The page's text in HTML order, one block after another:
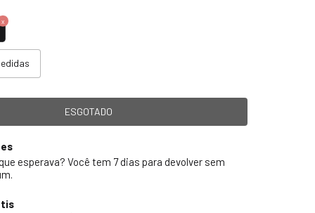
esperava? Você tem 7 dias para devolver sem